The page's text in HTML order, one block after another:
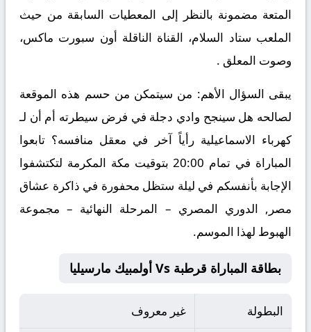
المتعة مضمونة بالنظر إلى المعطيات السابقة من حيث
الملعب ستاد السلام، القناة الناقلة أون سبورت ماكس،
وصوت المعلق .
يبقى السؤال الأهم: من سيتمكن من حسم هذه الموقعة
لصالحه هل سينجح وادي دجلة في فرض سيطرته أم أن لـ
كهرباء الاسماعيلية رأياً آخر في معقل منافسه؟ تابعوا
المباراة في تمام 20:00 بتوقيت مكة المكرمة لتكتشفوا
الإجابة بأنفسكم في ليلة ستظل محفورة في ذاكرة عشاق
مصر, الدوري المصري – المرحلة النهائية – مجموعة
الهبوط لهذا الموسم.
بطاقة المباراة قرطبة Vs أولمبيك مارسيليا
البطولة غير معروف